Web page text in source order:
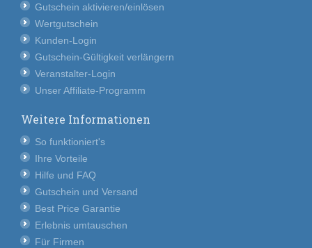
Gutschein aktivieren/einlösen
Wertgutschein
Kunden-Login
Gutschein-Gültigkeit verlängern
Veranstalter-Login
Unser Affiliate-Programm
Weitere Informationen
So funktioniert's
Ihre Vorteile
Hilfe und FAQ
Gutschein und Versand
Best Price Garantie
Erlebnis umtauschen
Für Firmen